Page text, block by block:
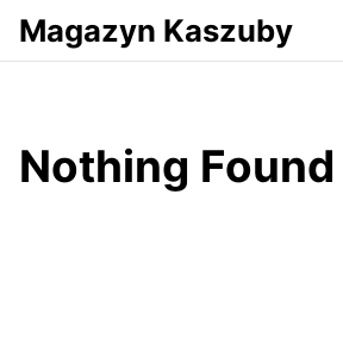
Przejdź do serwisu magazynkaszuby.pl
Magazyn Kaszuby
Nothing Found